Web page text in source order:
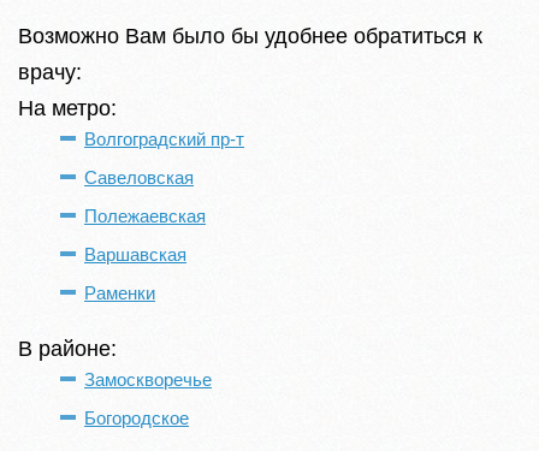
Возможно Вам было бы удобнее обратиться к
врачу:
На метро:
Волгоградский пр-т
Савеловская
Полежаевская
Варшавская
Раменки
В районе:
Замоскворечье
Богородское